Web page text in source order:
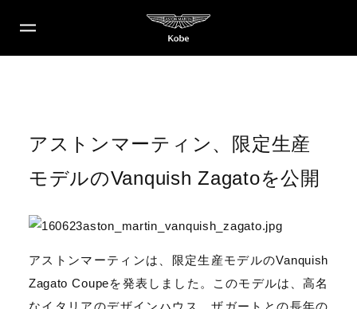
アストンマーティン、限定生産
モデルのVanquish Zagatoを公開
アストンマーティンは、限定生産モデルのVanquish
Zagato Coupeを発表しました。このモデルは、高名